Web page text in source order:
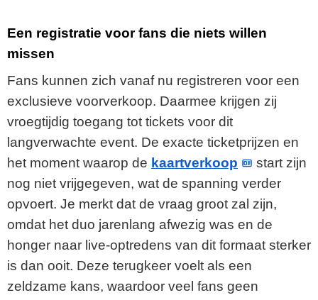
Een registratie voor fans die niets willen
missen
Fans kunnen zich vanaf nu registreren voor een
exclusieve voorverkoop. Daarmee krijgen zij
vroegtijdig toegang tot tickets voor dit
langverwachte event. De exacte ticketprijzen en
het moment waarop de kaartverkoop
start zijn
nog niet vrijgegeven, wat de spanning verder
opvoert. Je merkt dat de vraag groot zal zijn,
omdat het duo jarenlang afwezig was en de
honger naar live-optredens van dit formaat sterker
is dan ooit. Deze terugkeer voelt als een
zeldzame kans, waardoor veel fans geen